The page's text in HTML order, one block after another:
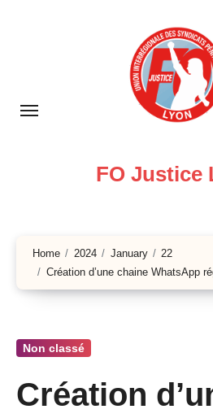
FO Justice
Home 2024 January
22
Création d’une chaine WhatsApp
Non classé
Création